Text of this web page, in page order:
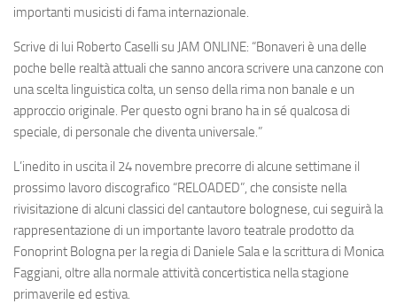
importanti musicisti di fama internazionale.
Scrive di lui Roberto Caselli su JAM ONLINE: “Bonaveri è una delle
poche belle realtà attuali che sanno ancora scrivere una canzone con
una scelta linguistica colta, un senso della rima non banale e un
approccio originale. Per questo ogni brano ha in sé qualcosa di
speciale, di personale che diventa universale.”
L’inedito in uscita il 24 novembre precorre di alcune settimane il
prossimo lavoro discografico “RELOADED”, che consiste nella
rivisitazione di alcuni classici del cantautore bolognese, cui seguirà la
rappresentazione di un importante lavoro teatrale prodotto da
Fonoprint Bolognaper la regia di Daniele Salae la scrittura di Monica
Faggiani, oltre alla normale attività concertistica nella stagione
primaverile ed estiva.